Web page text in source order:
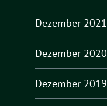
Dezember 2021
Dezember 2020
Dezember 2019